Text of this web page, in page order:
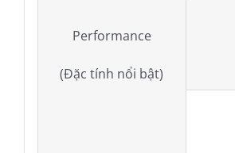
Performance
(Đặc tính nổi bật)